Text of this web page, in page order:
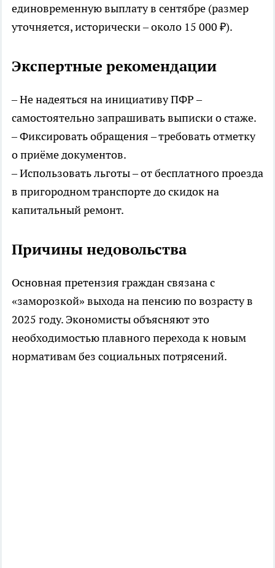
единовременную выплату в сентябре (размер
уточняется, исторически – около 15 000 ₽).
Экспертные рекомендации
– Не надеяться на инициативу ПФР –
самостоятельно запрашивать выписки о стаже.
– Фиксировать обращения – требовать отметку
о приёме документов.
– Использовать льготы – от бесплатного проезда
в пригородном транспорте до скидок на
капитальный ремонт.
Причины недовольства
Основная претензия граждан связана с
«заморозкой» выхода на пенсию по возрасту в
2025 году. Экономисты объясняют это
необходимостью плавного перехода к новым
нормативам без социальных потрясений.